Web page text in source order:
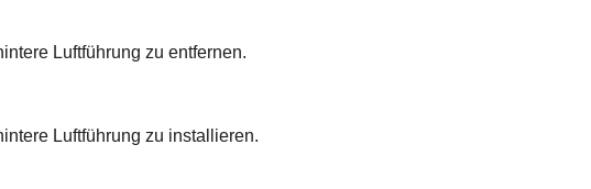
Luftführung zu entfernen.
Luftführung zu installieren.